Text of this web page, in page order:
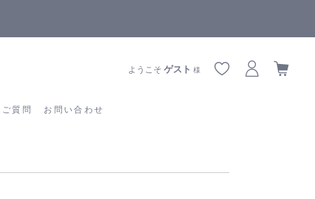
質問 お問い合わせ
ようこそゲスト 様
あるご質問